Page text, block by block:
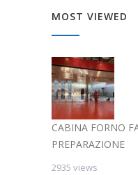
MOST VIEWED
CABINA FORNO
PREPARAZIONE
2935 views